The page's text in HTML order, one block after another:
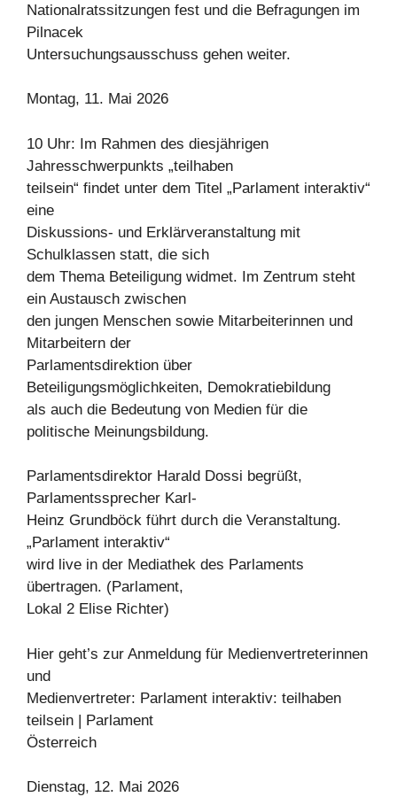
Nationalratssitzungen fest und die Befragungen im
Pilnacek
Untersuchungsausschuss gehen weiter.
Montag, 11. Mai 2026
10 Uhr: Im Rahmen des diesjährigen
Jahresschwerpunkts „teilhaben
teilsein“ findet unter dem Titel „Parlament interaktiv“
eine
Diskussions- und Erklärveranstaltung mit
Schulklassen statt, die sich
dem Thema Beteiligung widmet. Im Zentrum steht
ein Austausch zwischen
den jungen Menschen sowie Mitarbeiterinnen und
Mitarbeitern der
Parlamentsdirektion über
Beteiligungsmöglichkeiten, Demokratiebildung
als auch die Bedeutung von Medien für die
politische Meinungsbildung.
Parlamentsdirektor Harald Dossi begrüßt,
Parlamentssprecher Karl-
Heinz Grundböck führt durch die Veranstaltung.
„Parlament interaktiv“
wird live in der Mediathek des Parlaments
übertragen. (Parlament,
Lokal 2 Elise Richter)
Hier geht’s zur Anmeldung für Medienvertreterinnen
und
Medienvertreter: Parlament interaktiv: teilhaben
teilsein | Parlament
Österreich
Dienstag, 12. Mai 2026